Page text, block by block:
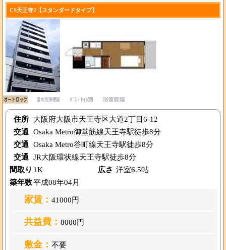
CS天王寺2【スタンダードタイプ】
住所
大阪府大阪市天王寺区大道2丁目6-12
交通 Osaka Metro御堂筋線天王寺駅徒歩8分
交通 Osaka Metro谷町線天王寺駅徒歩8分
交通 JR大阪環状線天王寺駅徒歩8分
間取り 1K 広さ 洋室6.5帖
築年数平成08年04月
家賃： 41000円
共益費： 8000円
敷金： 不要